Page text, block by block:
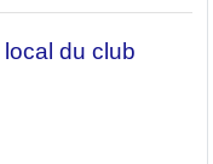
du club